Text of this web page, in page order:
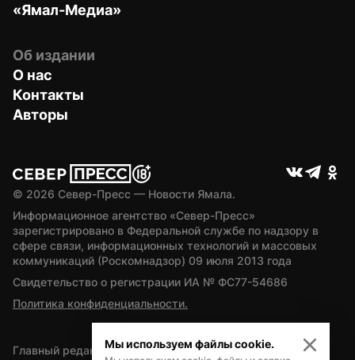
«Ямал-Медиа»
Об издании
О нас
Контакты
Авторы
© 2026 Север-Пресс — Новости Ямала.
Информационное агентство «Север-Пресс»
зарегистрировано в Федеральной службе по надзору в
сфере связи, информационных технологий и массовых
коммуникаций (Роскомнадзор) 09 июля 2013 года
Свидетельство о регистрации ИА № ФС77-54686
Политика конфиденциальности.
Главный редактор — А.Л. Поздеев
Мы используем файлы cookie.